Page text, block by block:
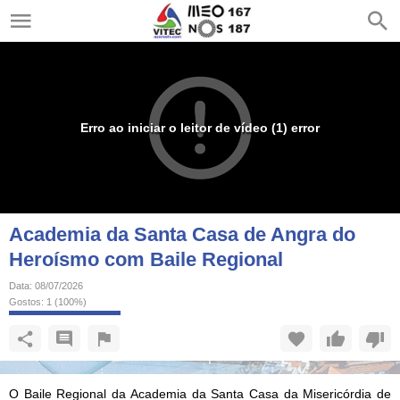
Erro ao iniciar o leitor de vídeo (1) error
Academia da Santa Casa de Angra do
Heroísmo com Baile Regional
Data: 08/07/2026
Gostos: 1 (100%)
O Baile Regional da Academia da Santa Casa da Misericórdia de